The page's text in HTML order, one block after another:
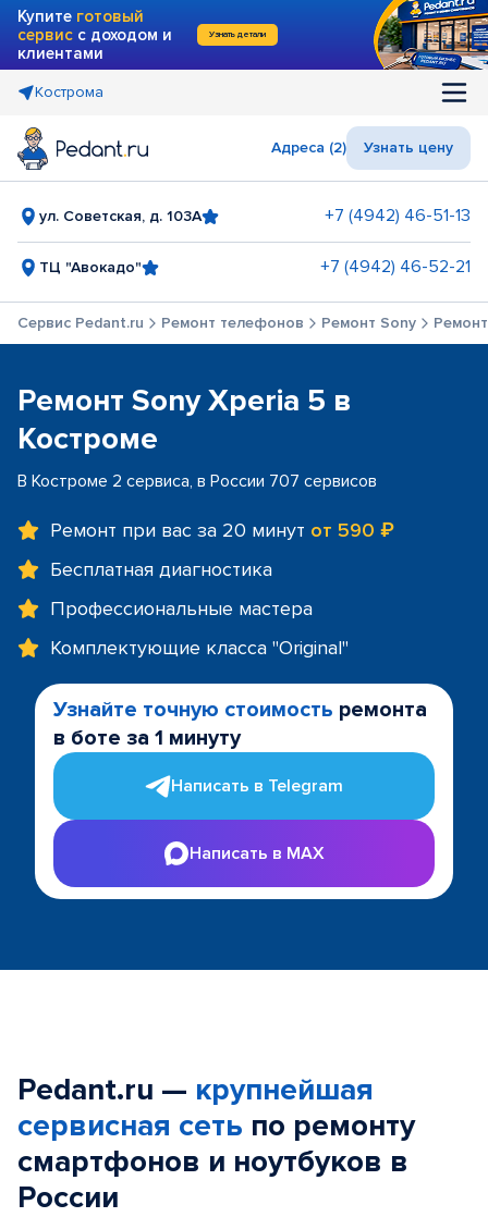
Купите готовый
сервис с доходом и
клиентами
Узнать детали
Кострома
Адреса (2) Узнать цену
ул. Советская, д. 103А +7 (4942) 46-51-13
ТЦ "Авокадо" +7 (4942) 46-52-21
Сервис Pedant.ru Ремонт телефонов Ремонт Sony
Ремонт Sony Xperia 5 в
Костроме
В Костроме 2 сервиса, в России 707 сервисов
Ремонт при вас за 20 минут от 590 ₽
Бесплатная диагностика
Профессиональные мастера
Комплектующие класса "Original"
Узнайте точную стоимость ремонта
в боте за 1 минуту
Написать в Telegram
Написать в MAX
Pedant.ru — крупнейшая
сервисная сеть по ремонту
смартфонов и ноутбуков в
России